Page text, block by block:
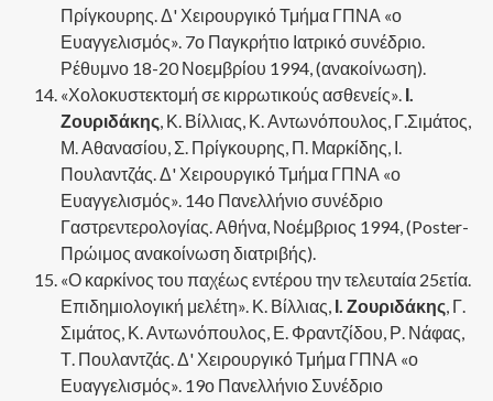
Πρίγκουρης. Δ' Χειρουργικό Τμήμα ΓΠΝΑ «ο
Ευαγγελισμός». 7ο Παγκρήτιο Ιατρικό συνέδριο.
Ρέθυμνο 18-20 Νοεμβρίου 1994, (ανακοίνωση).
«Χολοκυστεκτομή σε κιρρωτικούς ασθενείς». Ι.
Ζουριδάκης , Κ. Βίλλιας, Κ. Αντωνόπουλος, Γ.Σιμάτος,
Μ. Αθανασίου, Σ. Πρίγκουρης, Π. Μαρκίδης, Ι.
Πουλαντζάς. Δ' Χειρουργικό Τμήμα ΓΠΝΑ «ο
Ευαγγελισμός». 14ο Πανελλήνιο συνέδριο
Γαστρεντερολογίας. Αθήνα, Νοέμβριος 1994, (Poster-
Πρώιμος ανακοίνωση διατριβής).
«Ο καρκίνος του παχέως εντέρου την τελευταία 25ετία.
Επιδημιολογική μελέτη». Κ. Βίλλιας, Ι. Ζουριδάκης , Γ.
Σιμάτος, Κ. Αντωνόπουλος, Ε. Φραντζίδου, Ρ. Νάφας,
Τ. Πουλαντζάς. Δ' Χειρουργικό Τμήμα ΓΠΝΑ «ο
Ευαγγελισμός». 19ο Πανελλήνιο Συνέδριο